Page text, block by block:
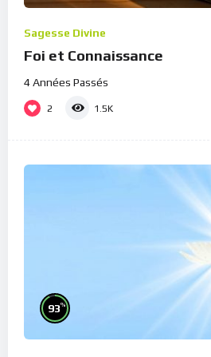
Sagesse Divine
Foi et Connaissance
4 Années Passés
2 1.5K
93%